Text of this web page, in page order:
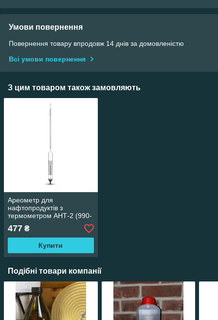
Умови повернення
Повернення товару впродовж 14 днів за домовленістю
Всі умови повернення
З цим товаром також замовляють
Ареометр для
нафтопродуктів з
термометром АНТ-2 (990-
1070)
477 ₴
Купити
Подібні товари компанії